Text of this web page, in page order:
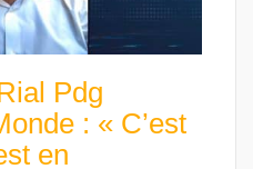
Pdg
: « C’est
en